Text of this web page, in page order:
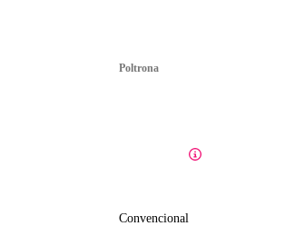
Poltrona
Convencional